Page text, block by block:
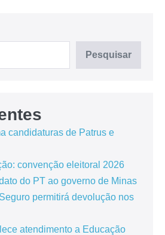
Pesquisar
candidaturas de Patrus e
convenção eleitoral 2026
do PT ao governo de Minas
permitirá devolução nos
atendimento a Educação